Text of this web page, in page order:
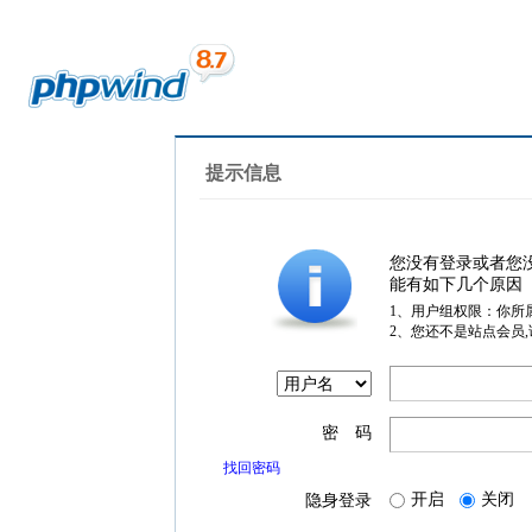
提示信息
您没有登录或者您
能有如下几个原因
1、用户组权限：你所
2、您还不是站点会员
密 码
找回密码
隐身登录 开启 关闭